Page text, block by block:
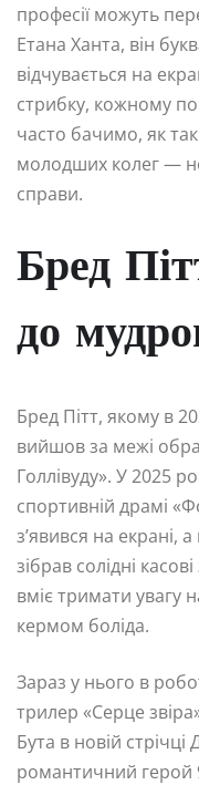
професії можуть
Етана Ханта, він
відчувається на
стрибку, кожному
часто бачимо, як
молодших колег —
справи.
Бред
до
Бред Пітт, якому в
вийшов за межі
Голлівуду». У 2025
спортивній драмі
з’явився на екрані,
зібрав солідні
вміє тримати увагу
кермом боліда.
Зараз у нього в
трилер «Серце
Бута в новій
романтичний герой